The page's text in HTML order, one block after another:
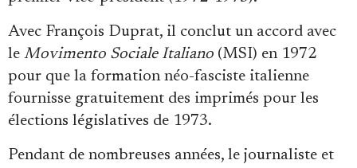
Avec François Duprat, il conclut un accord avec
le Movimento Sociale Italiano (MSI) en 1972
pour que la formation néo-fasciste italienne
fournisse gratuitement des imprimés pour les
élections législatives de 1973.
Pendant de nombreuses années, le journaliste et